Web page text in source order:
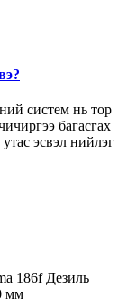
систем нь тор
багасгах
эсвэл нийлэг
186f Дезиль
мм